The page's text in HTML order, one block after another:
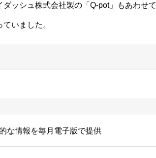
ッシュ株式会社製の「Q-pot」もあわせ
いました。
な情報を毎月電子版で提供